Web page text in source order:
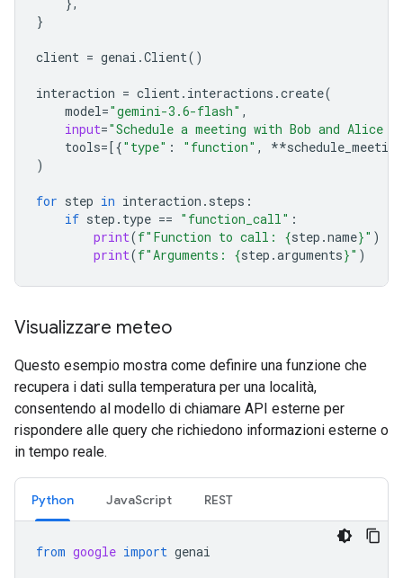
}
client = genai .Client()
interaction = client. interactions .create(
model="gemini-3.6-flash" ,
input="Schedule a meeting with Bob and Alice
tools=[{"type" : "function" , **
)
for step in interaction . steps :
if step . type == "function_call" :
print(f"Function to call: {step .name}" )
print(f"Arguments: {step .arguments}" )
Visualizzare meteo
Questo esempio mostra come definire una funzione che
recupera i dati sulla temperatura per una località,
consentendo al modello di chiamare API esterne per
rispondere alle query che richiedono informazioni esterne o
in tempo reale.
Python JavaScript REST
from google import genai